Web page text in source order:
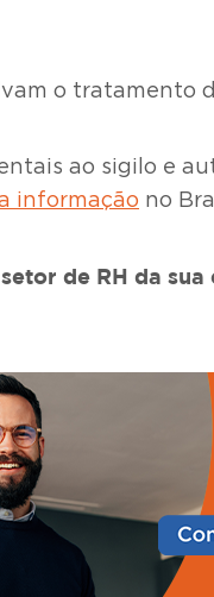
o tratamento
ao sigilo e
informação no
de RH da sua